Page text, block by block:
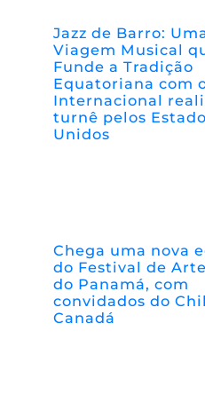
Jazz de Barro:
Viagem Musical
Funde a Tradição
Equatoriana com
Internacional
turnê pelos
Unidos
Chega uma nova
do Festival de
do Panamá, com
convidados do
Canadá